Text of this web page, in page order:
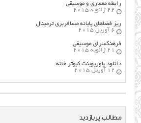
رابطه معماری و موسیقی
22 ژانویه 2015
ریز فضاهای پایانه مسافربری ترمینال
6 آوریل 2015
فرهنگسراي موسيقي
21 ژانویه 2015
دانلود پاورپوینت کبوتر خانه
12 آوریل 2015
مطالب پربازدید